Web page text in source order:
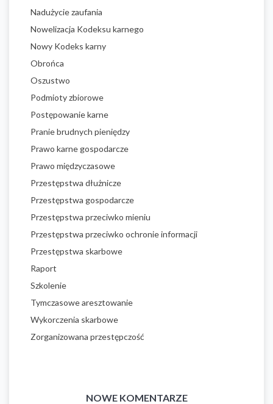
Nadużycie zaufania
Nowelizacja Kodeksu karnego
Nowy Kodeks karny
Obrońca
Oszustwo
Podmioty zbiorowe
Postępowanie karne
Pranie brudnych pieniędzy
Prawo karne gospodarcze
Prawo międzyczasowe
Przestępstwa dłużnicze
Przestępstwa gospodarcze
Przestępstwa przeciwko mieniu
Przestępstwa przeciwko ochronie informacji
Przestępstwa skarbowe
Raport
Szkolenie
Tymczasowe aresztowanie
Wykorczenia skarbowe
Zorganizowana przestępczość
NOWE KOMENTARZE